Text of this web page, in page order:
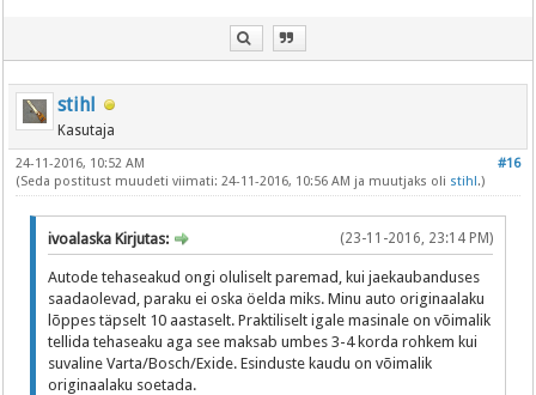
stihl
Kasutaja
#16
24-11-2016, 10:52 AM
(Seda postitust muudeti viimati: 24-11-2016, 10:56 AM ja muutjaks oli stihl.)
(23-11-2016, 23:14 PM)
ivoalaska Kirjutas:
Autode tehaseakud ongi oluliselt paremad, kui jaekaubanduses
saadaolevad, paraku ei oska öelda miks. Minu auto originaalaku
lõppes täpselt 10 aastaselt. Praktiliselt igale masinale on võimalik
tellida tehaseaku aga see maksab umbes 3-4 korda rohkem kui
suvaline Varta/Bosch/Exide. Esinduste kaudu on võimalik
originaalaku soetada.